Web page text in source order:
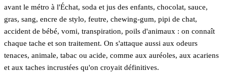
avant le métro à l'Échat, soda et jus des enfants, chocolat, sauce,
gras, sang, encre de stylo, feutre, chewing-gum, pipi de chat,
accident de bébé, vomi, transpiration, poils d'animaux : on connaît
chaque tache et son traitement. On s'attaque aussi aux odeurs
tenaces, animale, tabac ou acide, comme aux auréoles, aux acariens
et aux taches incrustées qu'on croyait définitives.